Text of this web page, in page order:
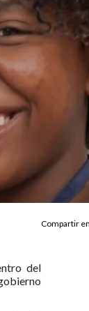
Compartir
del